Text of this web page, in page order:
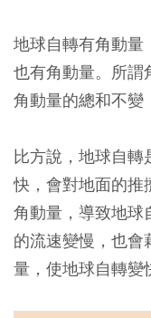
地球自轉有角動量
也有角動量。所謂
角動量的總和不變
比方說，地球自轉
快，會對地面的推
角動量，導致地球
的流速變慢，也會
量，使地球自轉變